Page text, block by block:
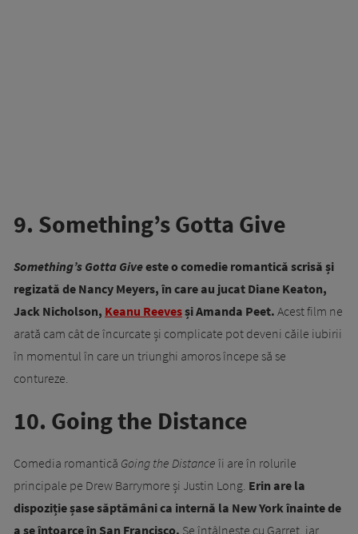
9. Something’s Gotta Give
Something’s Gotta Giveeste o comedie romantică scrisă și
regizată de Nancy Meyers, în care au jucat Diane Keaton,
Jack Nicholson, Keanu Reevesși Amanda Peet. Acest film ne
arată cam cât de încurcate și complicate pot deveni căile iubirii
în momentul în care un triunghi amoros începe să se
contureze.
10. Going the Distance
Comedia romantică Going the Distance îi are în rolurile
principale pe Drew Barrymore și Justin Long. Erin are la
dispoziție șase săptămâni ca internă la New York înainte de
a se întoarce în San Francisco. Se întâlnește cu Garret, iar